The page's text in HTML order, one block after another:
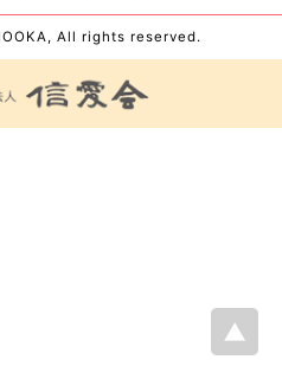
All rights reserved.